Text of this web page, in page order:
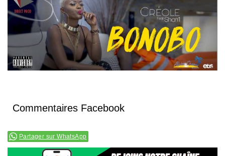
Commentaires Facebook
Partager sur WhatsApp